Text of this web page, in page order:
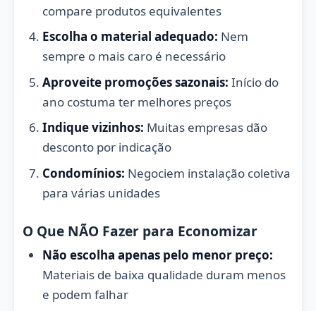
compare produtos equivalentes
Escolha o material adequado: Nem
sempre o mais caro é necessário
Aproveite promoções sazonais: Início do
ano costuma ter melhores preços
Indique vizinhos: Muitas empresas dão
desconto por indicação
Condomínios: Negociem instalação coletiva
para várias unidades
O Que NÃO Fazer para Economizar
Não escolha apenas pelo menor preço:
Materiais de baixa qualidade duram menos
e podem falhar